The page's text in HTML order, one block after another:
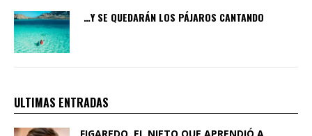
…Y SE QUEDARÁN LOS PÁJAROS CANTANDO
ULTIMAS ENTRADAS